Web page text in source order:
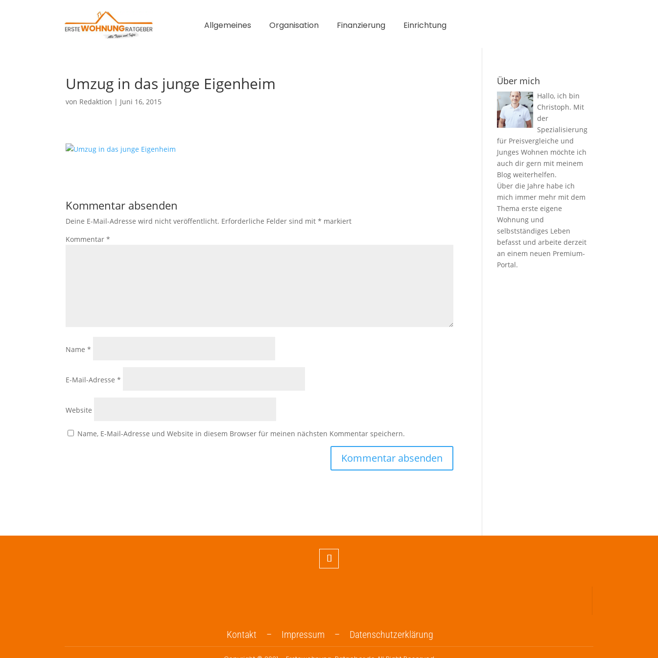
Allgemeines Organisation Finanzierung Einrichtung
Umzug in das junge Eigenheim
von Redaktion | Juni 16, 2015
Kommentar absenden
Deine E-Mail-Adresse wird nicht veröffentlicht. Erforderliche Felder sind mit* markiert
Kommentar*
Name*
E-Mail-Adresse*
Website
Name, E-Mail-Adresse und Website in diesem Browser für meinen nächsten Kommentar speichern.
Über mich
Hallo, ich bin
Christoph. Mit
der
Spezialisierung
für Preisvergleiche und
Junges Wohnen möchte ich
auch dir gern mit meinem
Blog weiterhelfen.
Über die Jahre habe ich
mich immer mehr mit dem
Thema erste eigene
Wohnung und
selbstständiges Leben
befasst und arbeite derzeit
an einem neuen Premium-
Portal.
Kontakt – Impressum – Datenschutzerklärung